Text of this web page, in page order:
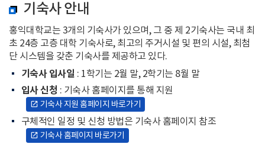
수강신청
장학금
기숙사
유학생 지원 프로그램
기숙사 안내
홍익대학교는 3개의 기숙사가 있으며, 그 중 제 2기숙사는 국내 최
초 24층 고층 대학 기숙사로, 최고의 주거시설 및 편의 시설, 최첨
단 시스템을 갖춘 기숙사를 제공하고 있다.
기숙사 입사일 : 1학기는 2월 말, 2학기는 8월 말
입사 신청 : 기숙사 홈페이지를 통해 지원
open_in_new 기숙사 지원 홈페이지 바로가기
구체적인 일정 및 신청 방법은 기숙사 홈페이지 참조
open_in_new 기숙사 홈페이지 바로가기